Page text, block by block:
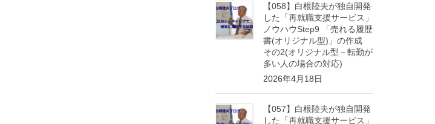
【058】白根陸夫が独自開発
した「再就職支援サービス」
ノウハウStep9 「売れる履歴
書(オリジナル型)」の作成
その2(オリジナル型－転勤が
多い人の場合の対応)
2026年4月18日
【057】白根陸夫が独自開発
した「再就職支援サービス」